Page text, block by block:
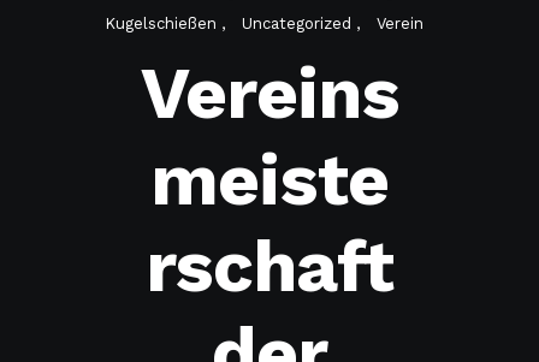
Kugelschießen
Uncategorized Verein
Vereins
meiste
rschaft